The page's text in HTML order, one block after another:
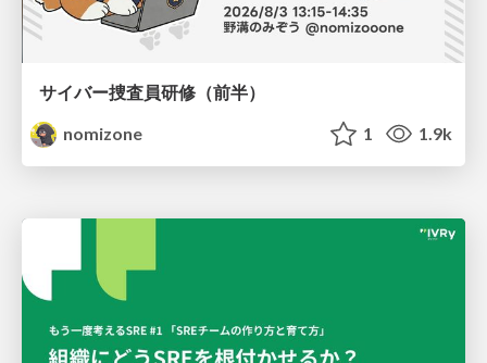
サイバー捜査員研修（前半）
nomizone
1 1.9k